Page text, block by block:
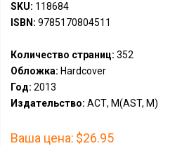
SKU: 118684
ISBN: 9785170804511
Количество страниц: 352
Обложка: Hardcover
Год: 2013
Издательство: АСТ, М(AST, M)
Ваша цена: $26.95